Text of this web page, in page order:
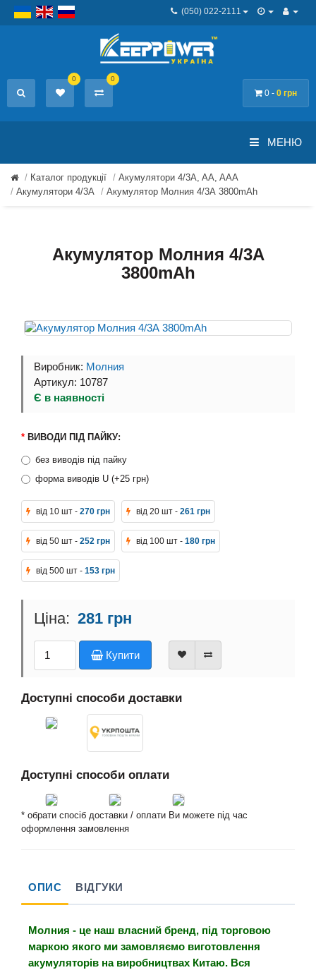
(050) 022-2111
0 - 0 грн
0 0
МЕНЮ
Каталог продукції
Акумулятори 4/3A, AA, AAA
Акумулятори 4/3А
Акумулятор Молния 4/3А 3800mAh
Акумулятор Молния 4/3А
3800mAh
Виробник: Молния
Артикул: 10787
Є в наявності
ВИВОДИ ПІД ПАЙКУ:
без виводів під пайку
форма виводів U (+25 грн)
від 10 шт - 270 грн від 20 шт - 261 грн
від 50 шт - 252 грн від 100 шт - 180 грн
від 500 шт - 153 грн
281 грн
Купити
Доступні способи доставки
Доступні способи оплати
* обрати спосіб доставки / оплати Ви можете під час
оформлення замовлення
ОПИС ВІДГУКИ
Молния - це наш власний бренд, під торговою
маркою якого ми замовляємо виготовлення
акумуляторів на виробництвах Китаю. Вся